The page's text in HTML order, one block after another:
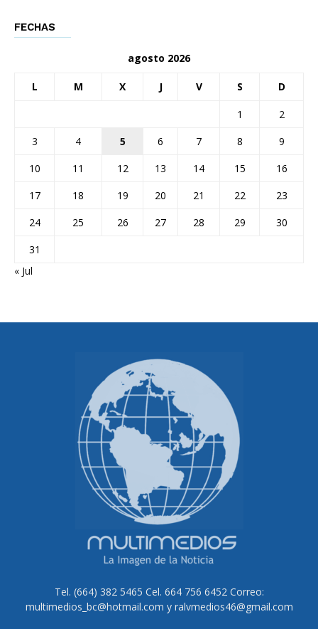
FECHAS
agosto 2026
L M X J V S D
1
2
3
4 5 6 7 8
9
10
11 12 13 14 15
16
17
18 19 20 21 22
23
24
25 26 27 28 29
30
31
« Jul
Tel. (664) 382 5465 Cel. 664 756 6452 Correo:
multimedios_bc@hotmail.com y ralvmedios46@gmail.com